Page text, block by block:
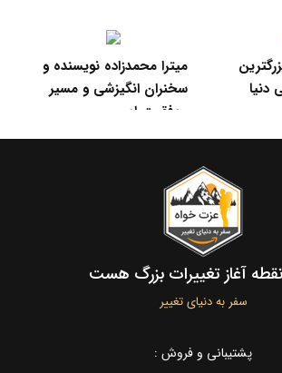
آنتونی رابینز - بزرگترین
سخنران انگیزشی دنیا
نقطه آغاز تغییرات بزرگ هست
سفر به دنیای تغییر
پشتیبانی و فروش :